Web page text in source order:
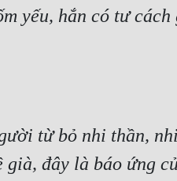
yếu, hắn có tư
từ bỏ nhi thần,
già, đây là báo ứng